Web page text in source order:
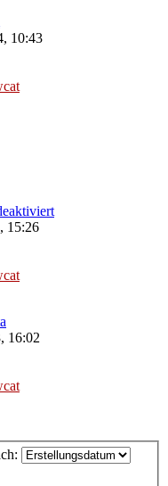
10:43
15:26
16:02